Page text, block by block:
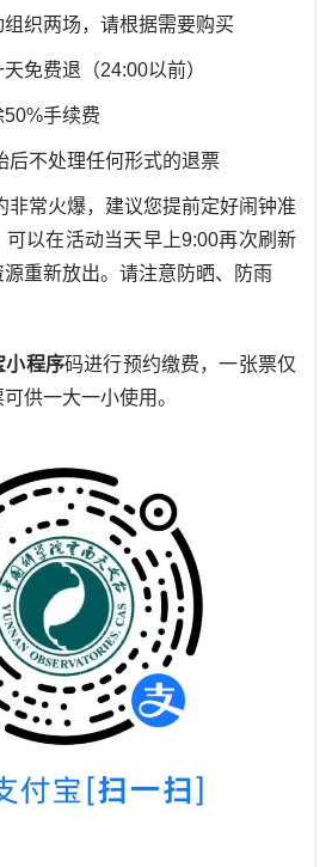
场，请根据需要购买
免费退（24:00以前）
50%手续费
理任何形式的退票
非常火爆，建议您提前定好闹钟准
可以在活动当天早上9:00再次刷新
重新放出。请注意防晒、防雨
小程序码进行预约缴费，一张票仅
供一大一小使用。